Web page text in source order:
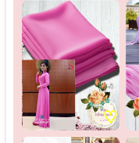
♡